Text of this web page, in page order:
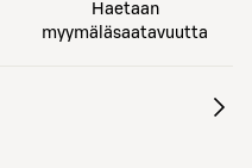
Haetaan
myymäläsaatavuutta